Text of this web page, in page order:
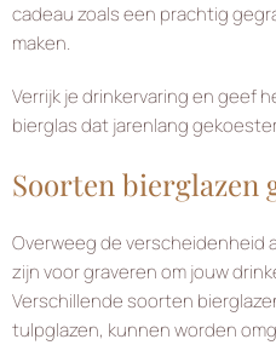
cadeau zoals een prachtig
maken.
Verrijk je drinkervaring en geef
bierglas dat jarenlang
Soorten bierglazen
Overweeg de verscheidenheid
zijn voor graveren om jouw
Verschillende soorten
tulpglazen, kunnen worden